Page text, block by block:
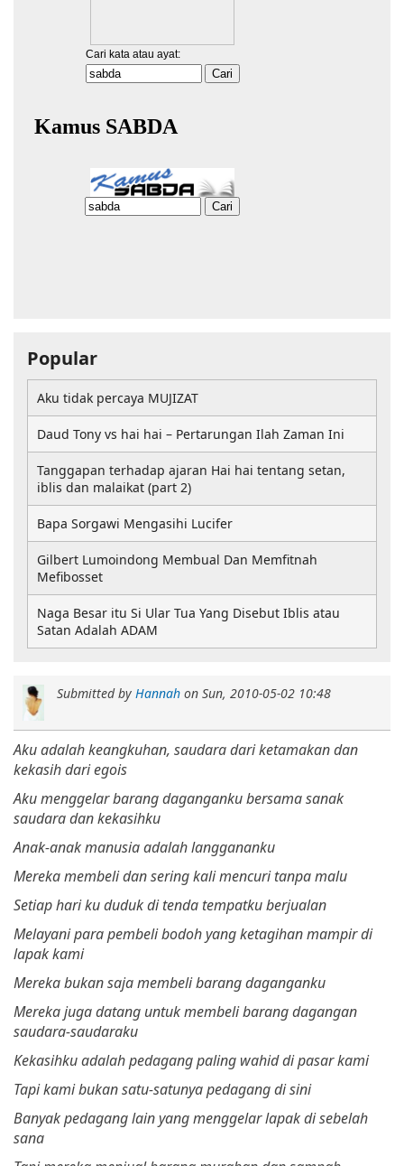
Submitted by Hannahon Sun, 2010-05-02 10:48
Aku adalah keangkuhan, saudara dari ketamakan dan
kekasih dari egois
Aku menggelar barang daganganku bersama sanak
saudara dan kekasihku
Anak-anak manusia adalah langgananku
Mereka membeli dan sering kali mencuri tanpa malu
Setiap hari ku duduk di tenda tempatku berjualan
Melayani para pembeli bodoh yang ketagihan mampir di
lapak kami
Mereka bukan saja membeli barang daganganku
Mereka juga datang untuk membeli barang dagangan
saudara-saudaraku
Kekasihku adalah pedagang paling wahid di pasar kami
Tapi kami bukan satu-satunya pedagang di sini
Banyak pedagang lain yang menggelar lapak di sebelah
sana
Popular
Aku tidak percaya MUJIZAT
Daud Tony vs hai hai – Pertarungan Ilah Zaman Ini
Tanggapan terhadap ajaran Hai hai tentang setan,
iblis dan malaikat (part 2)
Bapa Sorgawi Mengasihi Lucifer
Gilbert Lumoindong Membual Dan Memfitnah
Mefibosset
Naga Besar itu Si Ular Tua Yang Disebut Iblis atau
Satan Adalah ADAM